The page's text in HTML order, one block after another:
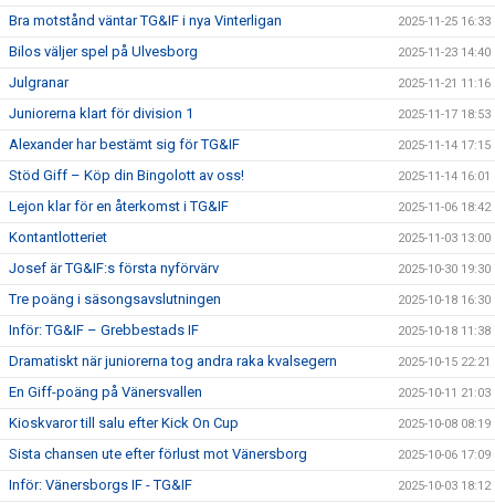
Bra motstånd väntar TG&IF i nya Vinterligan 2025-11-25 16:33
Bilos väljer spel på Ulvesborg 2025-11-23 14:40
Julgranar 2025-11-21 11:16
Juniorerna klart för division 1 2025-11-17 18:53
Alexander har bestämt sig för TG&IF 2025-11-14 17:15
Stöd Giff – Köp din Bingolott av oss! 2025-11-14 16:01
Lejon klar för en återkomst i TG&IF 2025-11-06 18:42
Kontantlotteriet 2025-11-03 13:00
Josef är TG&IF:s första nyförvärv 2025-10-30 19:30
Tre poäng i säsongsavslutningen 2025-10-18 16:30
Inför: TG&IF – Grebbestads IF 2025-10-18 11:38
Dramatiskt när juniorerna tog andra raka kvalsegern 2025-10-15 22:21
En Giff-poäng på Vänersvallen 2025-10-11 21:03
Kioskvaror till salu efter Kick On Cup 2025-10-08 08:19
Sista chansen ute efter förlust mot Vänersborg 2025-10-06 17:09
Inför: Vänersborgs IF - TG&IF 2025-10-03 18:12